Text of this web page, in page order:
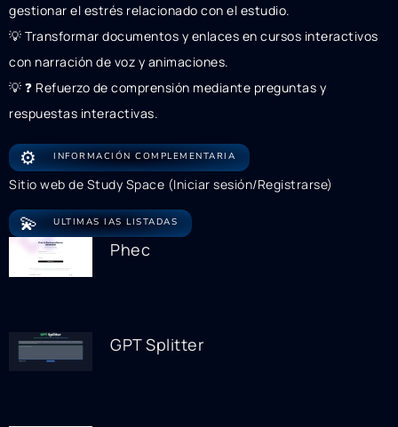
gestionar el estrés relacionado con el estudio.
💡 Transformar documentos y enlaces en cursos interactivos
con narración de voz y animaciones.
💡 ❓ Refuerzo de comprensión mediante preguntas y
respuestas interactivas.
⚙️ INFORMACIÓN COMPLEMENTARIA
Sitio web de Study Space (Iniciar sesión/Registrarse)
💫 ULTIMAS IAS LISTADAS
Phec
GPT Splitter